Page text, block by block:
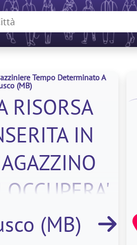
Tempo Determinato A
(MB)
RISORSA
IN
OCCUPERA'
CODIFICA
(MB)